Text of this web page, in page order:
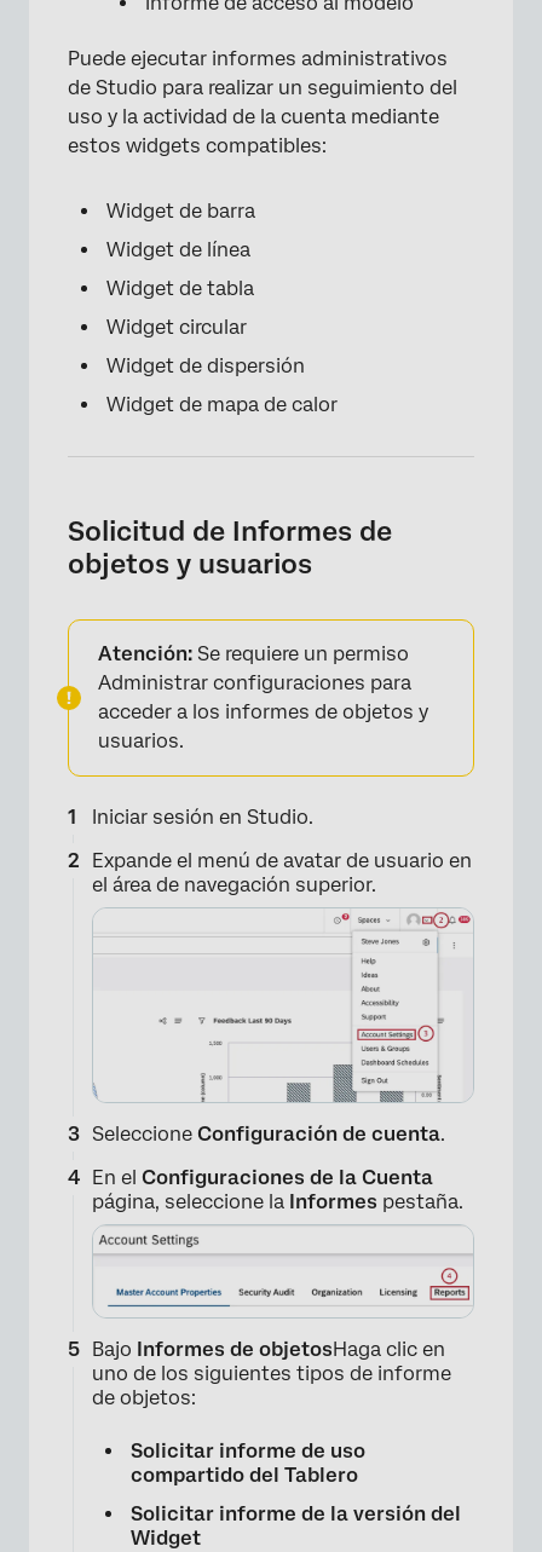
Puede ejecutar informes administrativos
de Studio para realizar un seguimiento del
uso y la actividad de la cuenta mediante
estos widgets compatibles:
Widget de barra
Widget de línea
Widget de tabla
Widget circular
Widget de dispersión
Widget de mapa de calor
Solicitud de Informes de
objetos y usuarios
Atención: Se requiere un permiso
Administrar configuraciones para
acceder a los informes de objetos y
usuarios.
Iniciar sesión en Studio.
Expande el menú de avatar de usuario en
el área de navegación superior.
Seleccione Configuración de cuenta.
En el Configuraciones de la Cuenta
página, seleccione la Informes pestaña.
Bajo Informes de objetosHaga clic en
uno de los siguientes tipos de informe
de objetos:
Solicitar informe de uso
compartido del Tablero
Solicitar informe de la versión del
Widget